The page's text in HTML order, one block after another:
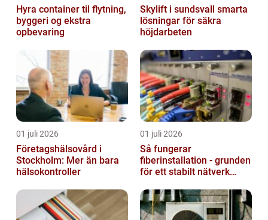
Hyra container til flytning,
byggeri og ekstra
opbevaring
Skylift i sundsvall smarta
lösningar för säkra
höjdarbeten
01 juli 2026
Företagshälsovård i
Stockholm: Mer än bara
hälsokontroller
01 juli 2026
Så fungerar
fiberinstallation - grunden
för ett stabilt nätverk